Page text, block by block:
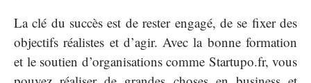
La clé du succès est de rester engagé, de se fixer des
objectifs réalistes et d’agir. Avec la bonne formation
et le soutien d’organisations comme Startupo.fr, vous